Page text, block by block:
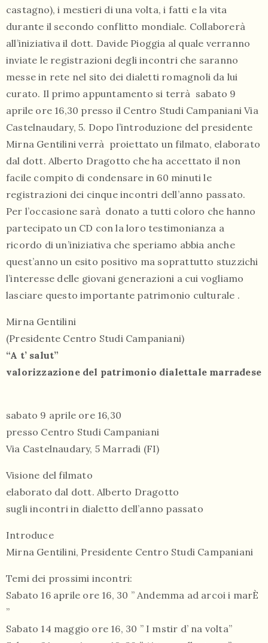
castagno), i mestieri di una volta, i fatti e la vita
durante il secondo conflitto mondiale. Collaborerà
all’iniziativa il dott. Davide Pioggia al quale verranno
inviate le registrazioni degli incontri che saranno
messe in rete nel sito dei dialetti romagnoli da lui
curato. Il primo appuntamento si terrà sabato 9
aprile ore 16,30 presso il Centro Studi Campaniani Via
Castelnaudary, 5. Dopo l’introduzione del presidente
Mirna Gentilini verrà proiettato un filmato, elaborato
dal dott. Alberto Dragotto che ha accettato il non
facile compito di condensare in 60 minuti le
registrazioni dei cinque incontri dell’anno passato.
Per l’occasione sarà donato a tutti coloro che hanno
partecipato un CD con la loro testimonianza a
ricordo di un’iniziativa che speriamo abbia anche
quest’anno un esito positivo ma soprattutto stuzzichi
l’interesse delle giovani generazioni a cui vogliamo
lasciare questo importante patrimonio culturale .
Mirna Gentilini
(Presidente Centro Studi Campaniani)
“A t’ salut”
valorizzazione del patrimonio dialettale marradese
sabato 9 aprile ore 16,30
presso Centro Studi Campaniani
Via Castelnaudary, 5 Marradi (FI)
Visione del filmato
elaborato dal dott. Alberto Dragotto
sugli incontri in dialetto dell’anno passato
Introduce
Mirna Gentilini, Presidente Centro Studi Campaniani
Temi dei prossimi incontri:
Sabato 16 aprile ore 16, 30 ” Andemma ad arcoi i marÈ
”
Sabato 14 maggio ore 16, 30 ” I mstir d’ na volta”